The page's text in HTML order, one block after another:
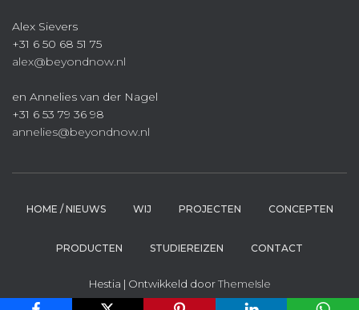
Alex Sievers
+31 6 50 68 51 75
alex@beyondnow.nl
en Annelies van der Nagel
+31 6 53 79 36 98
annelies@beyondnow.nl
HOME / NIEUWS WIJ PROJECTEN CONCEPTEN
PRODUCTEN STUDIEREIZEN CONTACT
Hestia | Ontwikkeld doorThemeIsle